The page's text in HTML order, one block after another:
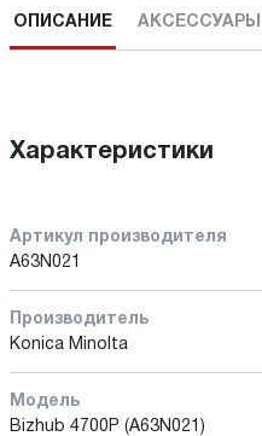
ОПИСАНИЕ АКСЕССУАРЫ
Характеристики
Артикул производителя
A63N021
Производитель
Konica Minolta
Модель
Bizhub 4700P (A63N021)